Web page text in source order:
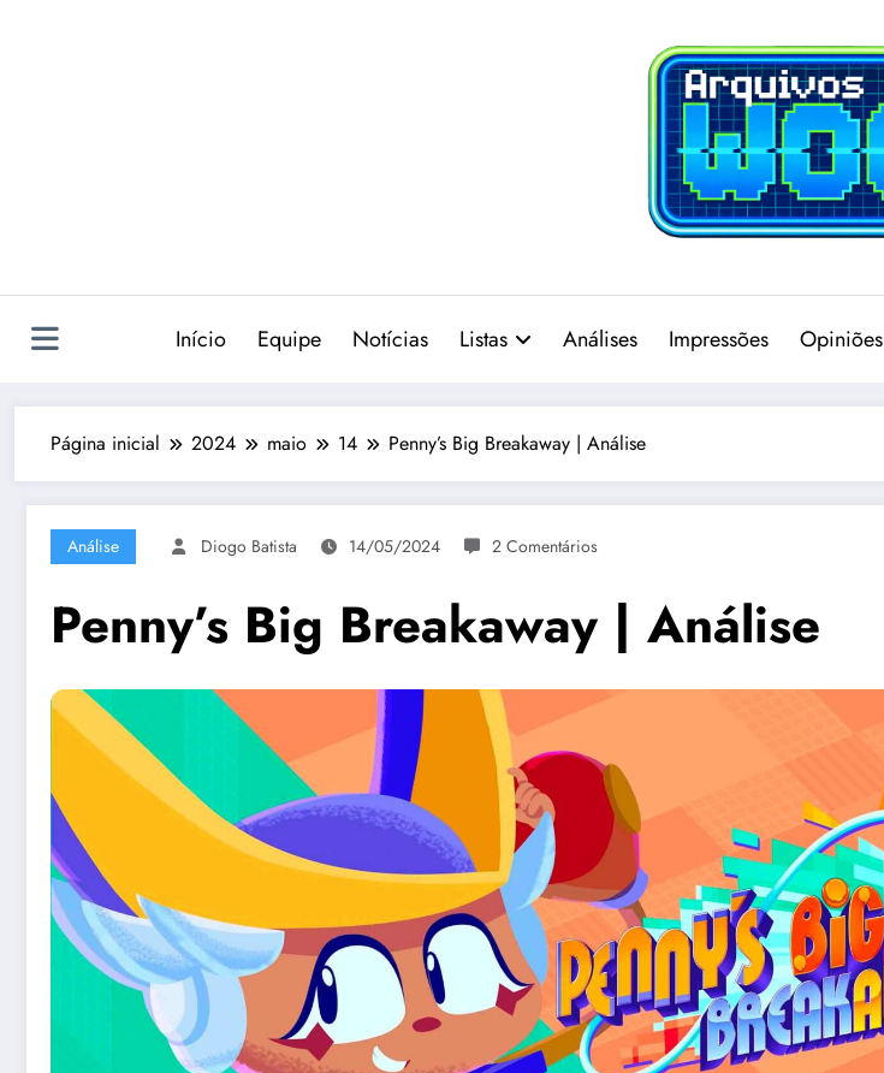
Início Equipe Notícias Listas Análises Impressões Opiniões
Página inicial 2024 maio 14 Penny’s Big Breakaway | Análise
Análise Diogo Batista 14/05/2024 2 Comentários
Penny’s Big Breakaway | Análise